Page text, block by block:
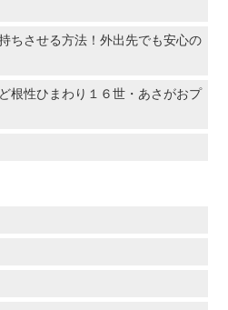
ちさせる方法！外出先でも安心の
根性ひまわり１６世・あさがおプ